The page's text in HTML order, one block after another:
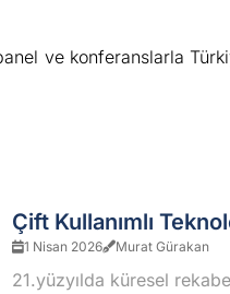
ve konferanslarla
Çift Kullanımlı
1 Nisan 2026 Murat Gürakan
21.yüzyılda küresel